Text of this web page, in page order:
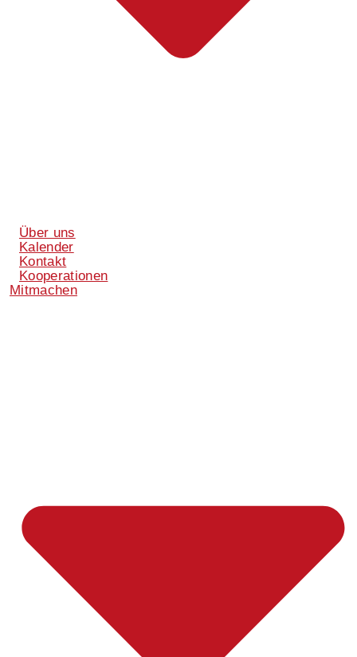
Über uns
Kalender
Kontakt
Kooperationen
Mitmachen